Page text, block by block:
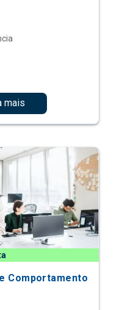
mais
Comportamento